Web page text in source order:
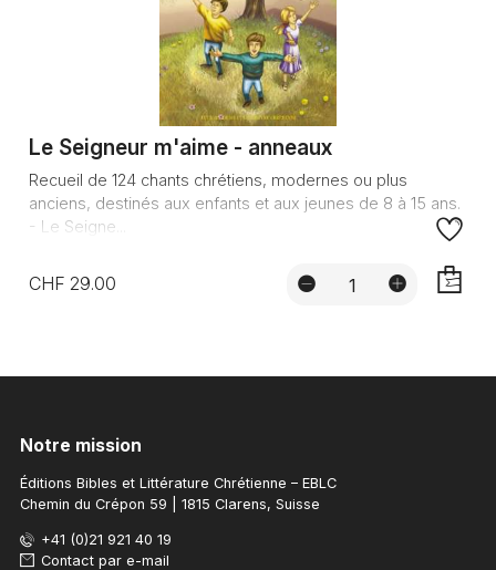
Le Seigneur m'aime - anneaux
Recueil de 124 chants chrétiens, modernes ou plus
anciens, destinés aux enfants et aux jeunes de 8 à 15 ans.
- Le Seigne...
CHF 29.00
Notre mission
Éditions Bibles et Littérature Chrétienne – EBLC
Chemin du Crépon 59 | 1815 Clarens, Suisse
+41 (0)21 921 40 19
Contact par e-mail